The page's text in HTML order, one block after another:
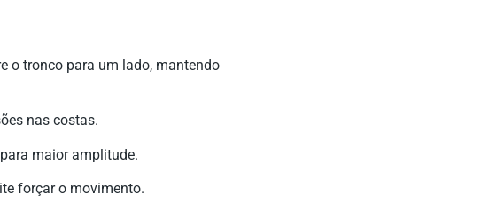
o tronco para um lado, mantendo
nas costas.
maior amplitude.
forçar o movimento.